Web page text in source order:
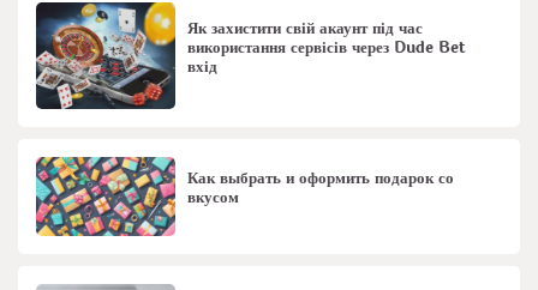
Як захистити свій акаунт під час
використання сервісів через Dude Bet
вхід
Как выбрать и оформить подарок со
вкусом